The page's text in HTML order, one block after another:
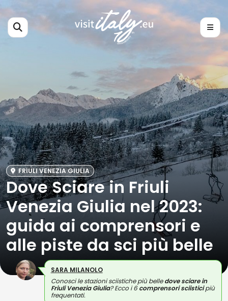
FRIULI VENEZIA GIULIA
Dove Sciare in Friuli
Venezia Giulia nel 2023:
guida ai comprensori e
alle piste da sci più belle
SARA MILANOLO
Conosci le stazioni sciistiche più belledove sciare in
Friuli Venezia Giulia? Ecco i 6comprensori sciisticipiù
frequentati.